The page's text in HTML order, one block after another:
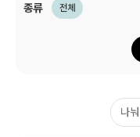
종류 전체
나눠